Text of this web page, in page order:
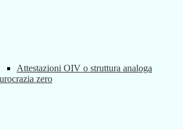
Attestazioni OIV o struttura analoga
zero